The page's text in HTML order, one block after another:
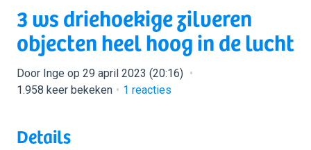
3 ws driehoekige zilveren
objecten heel hoog in de lucht
Door Inge op 29 april 2023 (20:16)
1.958 keer bekeken
1 reacties
Details